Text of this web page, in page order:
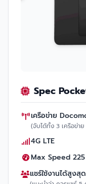
Spec
เครือข่าย
(จับได้ทั้ง 3 เครือข่
4G LTE
Max Speed
แชร์ใช้งานได้สูงสุ